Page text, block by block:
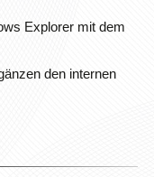
Explorer mit dem
den internen